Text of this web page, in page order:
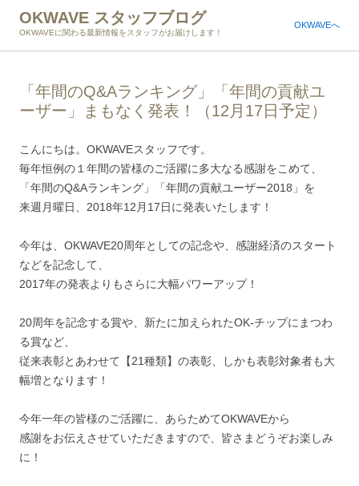
OKWAVE スタッフブログ
OKWAVEに関わる最新情報をスタッフがお届けします！
OKWAVEへ
「年間のQ&Aランキング」「年間の貢献ユ
ーザー」まもなく発表！（12月17日予定）
こんにちは。OKWAVEスタッフです。
毎年恒例の１年間の皆様のご活躍に多大なる感謝をこめて、
「年間のQ&Aランキング」「年間の貢献ユーザー2018」を
来週月曜日、2018年12月17日に発表いたします！
今年は、OKWAVE20周年としての記念や、感謝経済のスタート
などを記念して、
2017年の発表よりもさらに大幅パワーアップ！
20周年を記念する賞や、新たに加えられたOK-チップにまつわ
る賞など、
従来表彰とあわせて【21種類】の表彰、しかも表彰対象者も大
幅増となります！
今年一年の皆様のご活躍に、あらためてOKWAVEから
感謝をお伝えさせていただきますので、皆さまどうぞお楽しみ
に！